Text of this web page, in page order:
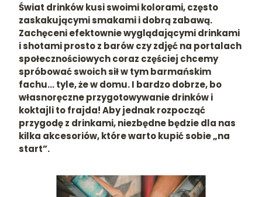
Świat drinków kusi swoimi kolorami, często
zaskakującymi smakami i dobrą zabawą.
Zachęceni efektownie wyglądającymi drinkami
i shotami prosto z barów czy zdjęć na portalach
społecznościowych coraz częściej chcemy
spróbować swoich sił w tym barmańskim
fachu… tyle, że w domu. I bardzo dobrze, bo
własnoręczne przygotowywanie drinków i
koktajli to frajda! Aby jednak rozpocząć
przygodę z drinkami, niezbędne będzie dla nas
kilka akcesoriów, które warto kupić sobie „na
start”.